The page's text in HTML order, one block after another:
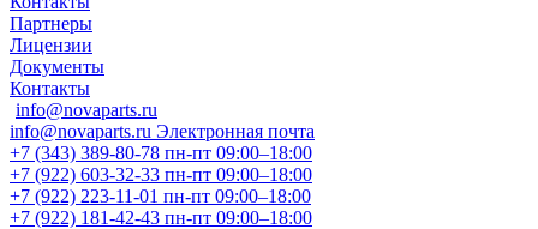
Партнеры
Лицензии
Документы
Контакты
info@novaparts.ru
info@novaparts.ru Электронная почта
+7 (343) 389-80-78 пн-пт 09:00–18:00
+7 (922) 603-32-33 пн-пт 09:00–18:00
+7 (922) 223-11-01 пн-пт 09:00–18:00
+7 (922) 181-42-43 пн-пт 09:00–18:00